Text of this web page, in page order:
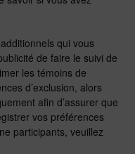
qui vous
de faire le suivi de
les témoins de
d’exclusion, alors
afin d’assurer que
vos préférences
participants, veuillez